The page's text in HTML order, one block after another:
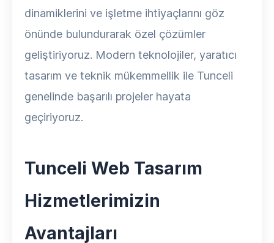
dinamiklerini ve işletme ihtiyaçlarını göz
önünde bulundurarak özel çözümler
geliştiriyoruz. Modern teknolojiler, yaratıcı
tasarım ve teknik mükemmellik ile Tunceli
genelinde başarılı projeler hayata
geçiriyoruz.
Tunceli Web Tasarım
Hizmetlerimizin
Avantajları